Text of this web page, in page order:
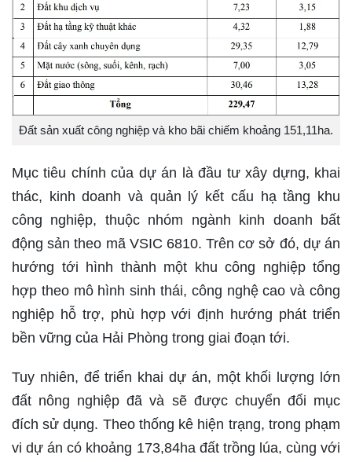
Đất sản xuất công nghiệp và kho bãi chiếm khoảng 151,11ha.
Mục tiêu chính của dự án là đầu tư xây dựng, khai
thác, kinh doanh và quản lý kết cấu hạ tầng khu
công nghiệp, thuộc nhóm ngành kinh doanh bất
động sản theo mã VSIC 6810. Trên cơ sở đó, dự án
hướng tới hình thành một khu công nghiệp tổng
hợp theo mô hình sinh thái, công nghệ cao và công
nghiệp hỗ trợ, phù hợp với định hướng phát triển
bền vững của Hải Phòng trong giai đoạn tới.
Tuy nhiên, để triển khai dự án, một khối lượng lớn
đất nông nghiệp đã và sẽ được chuyển đổi mục
đích sử dụng. Theo thống kê hiện trạng, trong phạm
vi dự án có khoảng 173,84ha đất trồng lúa, cùng với